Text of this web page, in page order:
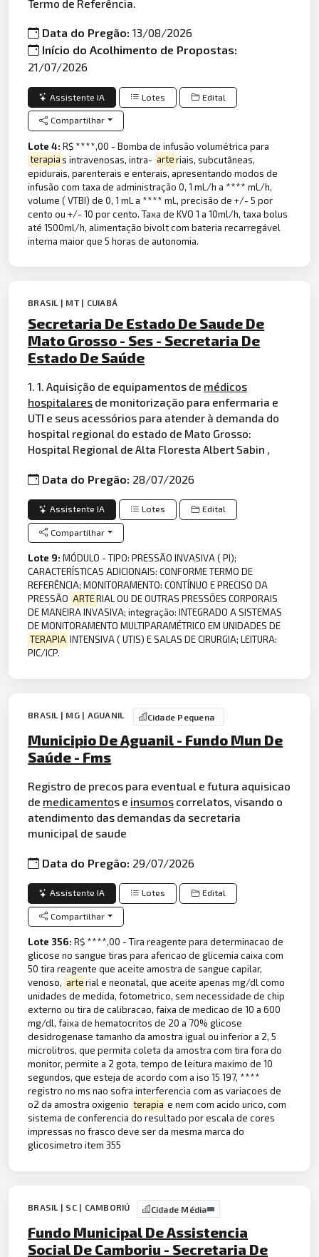
Termo de Referência.
Data do Pregão:13/08/2026
Início do Acolhimento de Propostas:
21/07/2026
Assistente IA Lotes Edital
Compartilhar
Lote 4:R$ ****,00 - Bomba de infusão volumétrica para
terapias intravenosas, intra- arteriais, subcutâneas,
epidurais, parenterais e enterais, apresentando modos de
infusão com taxa de administração 0, 1 mL/h a **** mL/h,
volume ( VTBI) de 0, 1 mL a **** mL, precisão de +/- 5 por
cento ou +/- 10 por cento. Taxa de KVO 1 a 10ml/h, taxa bolus
até 1500ml/h, alimentação bivolt com bateria recarregável
interna maior que 5 horas de autonomia.
BRASIL | MT | CUIABÁ
Secretaria De Estado De Saude De
Mato Grosso - Ses - Secretaria De
Estado De Saúde
1. 1. Aquisição de equipamentos de médicos
hospitalares de monitorização para enfermaria e
UTI e seus acessórios para atender à demanda do
hospital regional do estado de Mato Grosso:
Hospital Regional de Alta Floresta Albert Sabin ,
Data do Pregão: 28/07/2026
Assistente IA Lotes Edital
Compartilhar
Lote 9:MÓDULO - TIPO: PRESSÃO INVASIVA ( PI);
CARACTERÍSTICAS ADICIONAIS: CONFORME TERMO DE
REFERÊNCIA; MONITORAMENTO: CONTÍNUO E PRECISO DA
PRESSÃO ARTERIAL OU DE OUTRAS PRESSÕES CORPORAIS
DE MANEIRA INVASIVA; integração: INTEGRADO A SISTEMAS
DE MONITORAMENTO MULTIPARAMÉTRICO EM UNIDADES DE
TERAPIA INTENSIVA ( UTIS) E SALAS DE CIRURGIA; LEITURA:
PIC/ICP.
BRASIL | MG | AGUANIL Cidade Pequena
Municipio De Aguanil - Fundo Mun De
Saúde - Fms
Registro de precos para eventual e futura aquisicao
de medicamentos e insumos correlatos, visando o
atendimento das demandas da secretaria
municipal de saude
Data do Pregão: 29/07/2026
Assistente IA Lotes Edital
Compartilhar
Lote 356:R$ ****,00 - Tira reagente para determinacao de
glicose no sangue tiras para afericao de glicemia caixa com
50 tira reagente que aceite amostra de sangue capilar,
venoso, arterial e neonatal, que aceite apenas mg/dl como
unidades de medida, fotometrico, sem necessidade de chip
externo ou tira de calibracao, faixa de medicao de 10 a 600
mg/dl, faixa de hematocritos de 20 a 70% glicose
desidrogenase tamanho da amostra igual ou inferior a 2, 5
microlitros, que permita coleta da amostra com tira fora do
monitor, permite a 2 gota, tempo de leitura maximo de 10
segundos, que esteja de acordo com a iso 15 197, ****
registro no ms nao sofra interferencia com as variacoes de
o2 da amostra oxigenio terapia e nem com acido urico, com
sistema de conferencia do resultado por escala de cores
impressas no frasco deve ser da mesma marca do
glicosimetro item 355
BRASIL | SC | CAMBORIÚ Cidade Média
Fundo Municipal De Assistencia
Social De Camboriu - Secretaria De